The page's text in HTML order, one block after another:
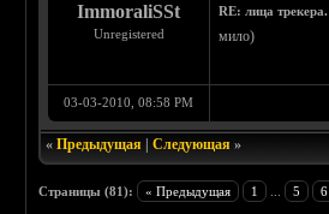
ImmoraliSSt
Unregistered
RE: лица трекера.
мило)
03-03-2010, 08:58 PM
«Предыдущая |Следующая »
Страницы (81): « Предыдущая 1 5 6